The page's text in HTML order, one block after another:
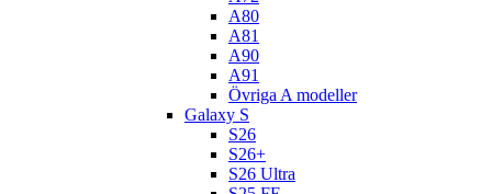
A80
A81
A90
A91
Övriga A modeller
Galaxy S
S26
S26+
S26 Ultra